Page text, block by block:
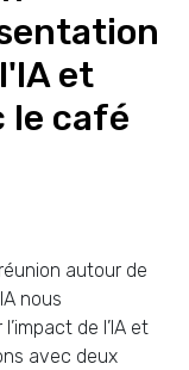
et
le café
autour de
nous
de l’IA et
avec deux